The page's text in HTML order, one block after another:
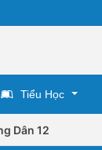
Tiểu Học
Dân 12